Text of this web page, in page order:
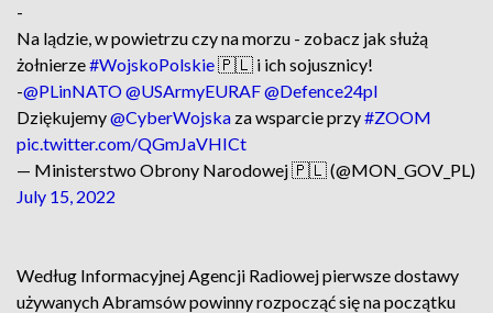
-
Na lądzie, w powietrzu czy na morzu - zobacz jak służą
żołnierze#WojskoPolskie🇵🇱 i ich sojusznicy!
-@PLinNATO@USArmyEURAF@Defence24pl
Dziękujemy@CyberWojska za wsparcie przy#ZOOM
pic.twitter.com/QGmJaVHICt
— Ministerstwo Obrony Narodowej 🇵🇱 (@MON_GOV_PL)
July 15, 2022
Według Informacyjnej Agencji Radiowej pierwsze dostawy
używanych Abramsów powinny rozpocząć się na początku